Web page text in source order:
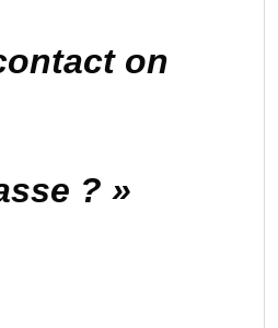
on
? »